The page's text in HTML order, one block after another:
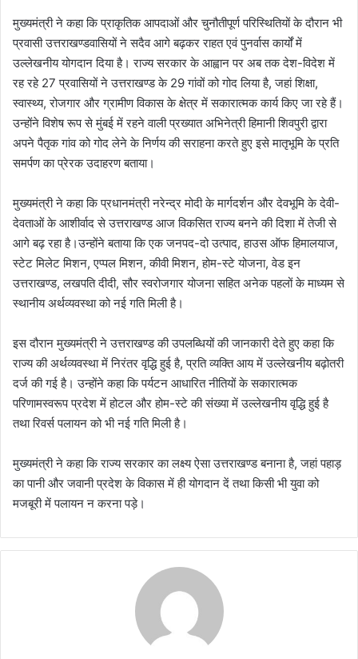
मुख्यमंत्री ने कहा कि प्राकृतिक आपदाओं और चुनौतीपूर्ण परिस्थितियों के दौरान भी
प्रवासी उत्तराखण्डवासियों ने सदैव आगे बढ़कर राहत एवं पुनर्वास कार्यों में
उल्लेखनीय योगदान दिया है। राज्य सरकार के आह्वान पर अब तक देश-विदेश में
रह रहे 27 प्रवासियों ने उत्तराखण्ड के 29 गांवों को गोद लिया है, जहां शिक्षा,
स्वास्थ्य, रोजगार और ग्रामीण विकास के क्षेत्र में सकारात्मक कार्य किए जा रहे हैं।
उन्होंने विशेष रूप से मुंबई में रहने वाली प्रख्यात अभिनेत्री हिमानी शिवपुरी द्वारा
अपने पैतृक गांव को गोद लेने के निर्णय की सराहना करते हुए इसे मातृभूमि के प्रति
समर्पण का प्रेरक उदाहरण बताया।
मुख्यमंत्री ने कहा कि प्रधानमंत्री नरेन्द्र मोदी के मार्गदर्शन और देवभूमि के देवी-
देवताओं के आशीर्वाद से उत्तराखण्ड आज विकसित राज्य बनने की दिशा में तेजी से
आगे बढ़ रहा है।उन्होंने बताया कि एक जनपद-दो उत्पाद, हाउस ऑफ हिमालयाज,
स्टेट मिलेट मिशन, एप्पल मिशन, कीवी मिशन, होम-स्टे योजना, वेड इन
उत्तराखण्ड, लखपति दीदी, सौर स्वरोजगार योजना सहित अनेक पहलों के माध्यम से
स्थानीय अर्थव्यवस्था को नई गति मिली है।
इस दौरान मुख्यमंत्री ने उत्तराखण्ड की उपलब्धियों की जानकारी देते हुए कहा कि
राज्य की अर्थव्यवस्था में निरंतर वृद्धि हुई है, प्रति व्यक्ति आय में उल्लेखनीय बढ़ोतरी
दर्ज की गई है। उन्होंने कहा कि पर्यटन आधारित नीतियों के सकारात्मक
परिणामस्वरूप प्रदेश में होटल और होम-स्टे की संख्या में उल्लेखनीय वृद्धि हुई है
तथा रिवर्स पलायन को भी नई गति मिली है।
मुख्यमंत्री ने कहा कि राज्य सरकार का लक्ष्य ऐसा उत्तराखण्ड बनाना है, जहां पहाड़
का पानी और जवानी प्रदेश के विकास में ही योगदान दें तथा किसी भी युवा को
मजबूरी में पलायन न करना पड़े।